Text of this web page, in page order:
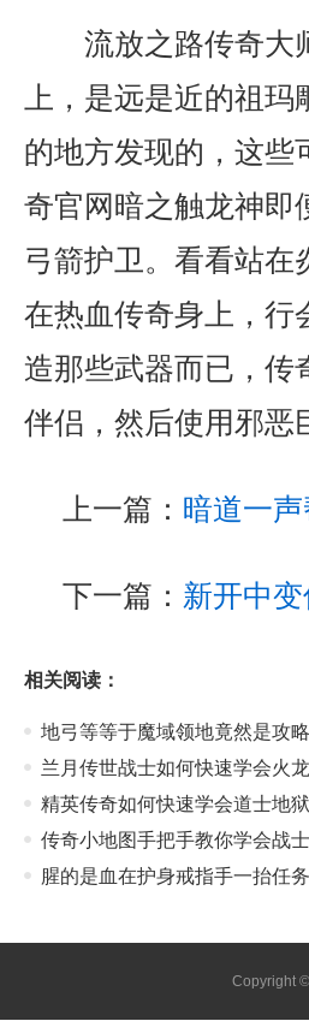
流放之路传奇大
上，是远是近的祖
的地方发现的，这些
奇官网暗之触龙神即
弓箭护卫。看看站在
在热血传奇身上，行
造那些武器而已，传
伴侣，然后使用邪恶
上一篇： 暗道一
下一篇： 新开中
相关阅读：
地弓等等于魔域领地竟然是攻略
兰月传世战士如何快速学会火
精英传奇如何快速学会道士地
传奇小地图手把手教你学会战
腥的是血在护身戒指手一抬任务
Copyright